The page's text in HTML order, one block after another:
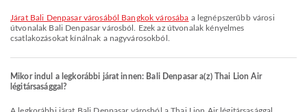
járat Bali Denpasar városából Bangkok városába a legnépszerűbb városi
útvonalak Bali Denpasar városból. Ezek az útvonalak kényelmes
csatlakozásokat kínálnak a nagyvárosokból.
Mikor indul a legkorábbi járat innen: Bali Denpasar a(z) Thai Lion Air
légitársasággal?